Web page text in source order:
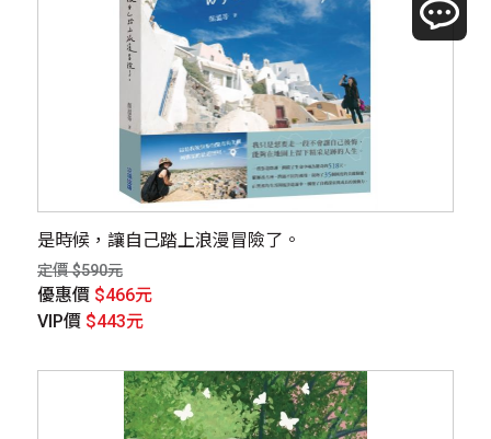
是時候，讓自己踏上浪漫冒險了。
定價 $590元
優惠價 $466元
VIP價 $443元